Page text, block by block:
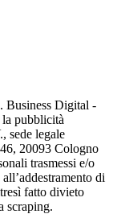
Business Digital -
pubblicità
sede legale
20093 Cologno
trasmessi e/o
di
fatto divieto
scraping.